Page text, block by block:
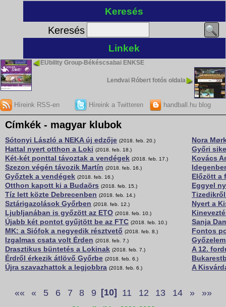
Keresés
Keresés
Linkek
EUbility Group-Békéscsabai ENKSE
Lendvai Róbert fotós oldala
Híreink RSS-en Híreink a Twitteren handball.hu blog
Címkék - magyar klubok
Sótonyi László a NEKA új edzője (2018. feb. 20.)
Hattal nyert otthon a Loki (2018. feb. 18.)
Két-két ponttal távoztak a vendégek (2018. feb. 17.)
Szezon végén távozik Martín (2018. feb. 16.)
Győztek a vendégek (2018. feb. 16.)
Otthon kapott ki a Budaörs (2018. feb. 15.)
Tíz lett közte Debrecenben (2018. feb. 14.)
Sztárigazolások Győrben (2018. feb. 12.)
Ljubljanában is győzött az ETO (2018. feb. 10.)
Újabb két pontot gyűjtött be az FTC (2018. feb. 10.)
MK: a Siófok a negyedik résztvető (2018. feb. 8.)
Izgalmas csata volt Érden (2018. feb. 7.)
Drasztikus büntetés a Lokinak (2018. feb. 7.)
Érdről érkezik átlövő Győrbe (2018. feb. 6.)
Újra szavazhattok a legjobbra (2018. feb. 6.)
Nora
Győri
Kovács
Előzött a
Eggyel
Nyert a
Sanja
Fontos
A 12.
A
«« « 5 6 7 8 9 [10] 11 12 13 14 » »»